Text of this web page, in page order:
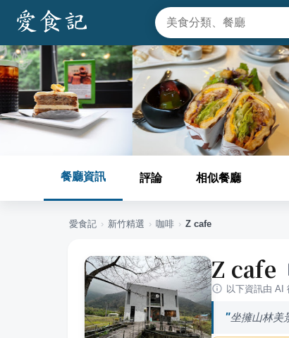
餐廳資訊 評論 相似餐廳
愛食記 › 新竹精選 › 咖啡 › Z cafe
Z cafe
以下資訊由 AI
坐擁山林美